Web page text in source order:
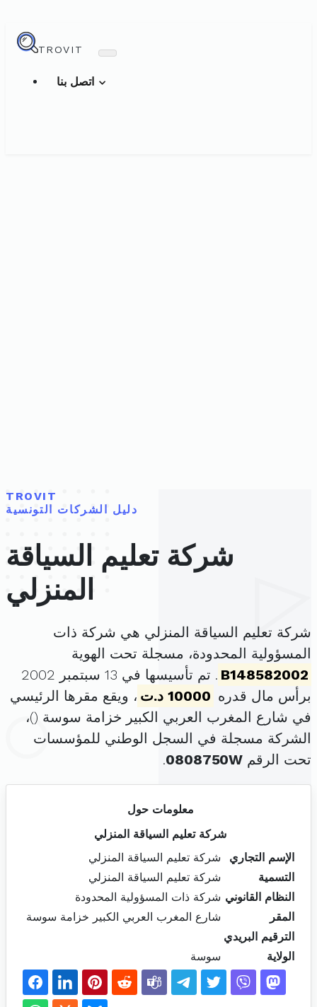
TROVIT
TROVIT
دليل الشركات التونسية
شركة تعليم السياقة
المنزلي
شركة تعليم السياقة المنزلي هي شركة ذات
المسؤولية المحدودة، مسجلة تحت الهوية
B148582002
. تم تأسيسها في 13 سبتمبر 2002
برأس مال قدره 10000 د.ت
، ويقع مقرها الرئيسي
في شارع المغرب العربي الكبير خزامة سوسة ()،
الشركة مسجلة في السجل الوطني للمؤسسات
تحت الرقم 0808750W
.
معلومات حول
شركة تعليم السياقة المنزلي
الإسم التجاري
شركة تعليم السياقة المنزلي
التسمية
شركة تعليم السياقة المنزلي
النظام القانوني شركة ذات المسؤولية المحدودة
المقر
شارع المغرب العربي الكبير خزامة سوسة
الترقيم البريدي
الولاية
سوسة